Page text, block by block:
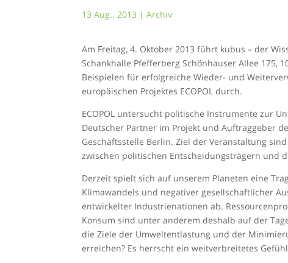
13 Aug.. 2013 |Archiv
Am Freitag, 4. Oktober 2013 führt kubus – der
Schankhalle Pfefferberg Schönhauser Allee 175,
Beispielen für erfolgreiche Wieder- und
europäischen Projektes ECOPOL durch.
ECOPOL untersucht politische Instrumente zur
Deutscher Partner im Projekt und Auftraggeber
Geschäftsstelle Berlin. Ziel der Veranstaltung
zwischen politischen Entscheidungsträgern und
Derzeit spielt sich auf unserem Planeten eine
Klimawandels und negativer gesellschaftlicher
entwickelter Industrienationen ab.
Konsum sind unter anderem deshalb auf der
die Ziele der Umweltentlas­tung und der
erreichen? Es herrscht ein weitverbreitetes